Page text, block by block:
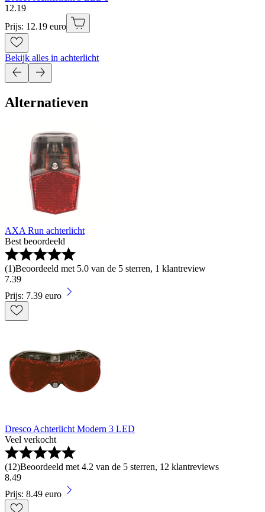
12.19
Prijs: 12.19 euro
Bekijk alles in achterlicht
Alternatieven
AXA Run achterlicht
Best beoordeeld
(1)Beoordeeld met 5.0 van de 5 sterren, 1 klantreview
7.39
Prijs: 7.39 euro
Dresco Achterlicht Modern 3 LED
Veel verkocht
(12)Beoordeeld met 4.2 van de 5 sterren, 12 klantreviews
8.49
Prijs: 8.49 euro